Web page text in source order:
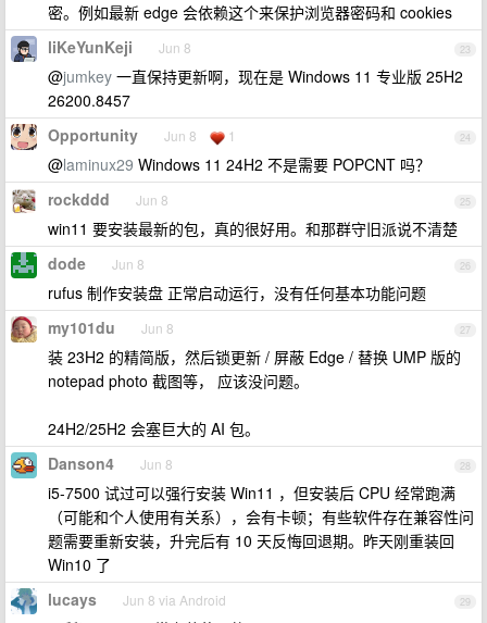
密。例如最新 edge 会依赖这个来保护浏览器密码和 cookies
23
liKeYunKeji Jun 8
@jumkey 一直保持更新啊，现在是 Windows 11 专业版 25H2
26200.8457
24
Opportunity Jun 8 1
@laminux29 Windows 11 24H2 不是需要 POPCNT 吗？
25
rockddd Jun 8
win11 要安装最新的包，真的很好用。和那群守旧派说不清楚
26
dode Jun 8
rufus 制作安装盘 正常启动运行，没有任何基本功能问题
27
my101du Jun 8
装 23H2 的精简版，然后锁更新 / 屏蔽 Edge / 替换 UMP 版的
notepad photo 截图等， 应该没问题。
24H2/25H2 会塞巨大的 AI 包。
28
Danson4 Jun 8
i5-7500 试过可以强行安装 Win11 ，但安装后 CPU 经常跑满
（可能和个人使用有关系），会有卡顿；有些软件存在兼容性问
题需要重新安装，升完后有 10 天反悔回退期。昨天刚重装回
Win10 了
29
lucays Jun 8 via Android